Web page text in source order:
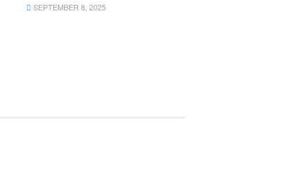
SEPTEMBER 8, 2025